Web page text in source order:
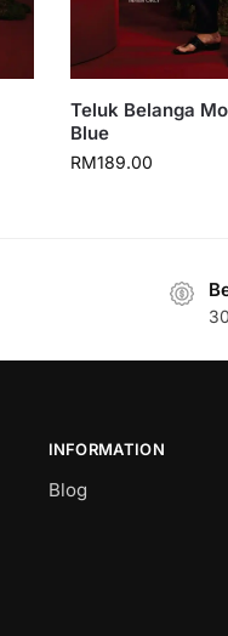
Teluk Belanga
Blue
RM189.00
INFORMATION
Blog